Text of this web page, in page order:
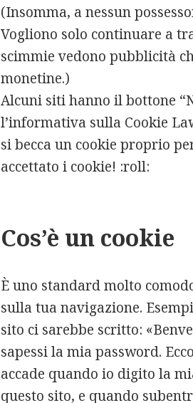
(Insomma, a nessun
Vogliono solo continuare a
scimmie vedono pubblicità
monetine.)
Alcuni siti hanno il bottone
l’informativa sulla Cookie
si becca un cookie proprio
accettato i cookie! :roll:
Cos’è un cookie
È uno standard molto
sulla tua navigazione.
sito ci sarebbe scritto:
sapessi la mia password.
accade quando io digito la
questo sito, e quando